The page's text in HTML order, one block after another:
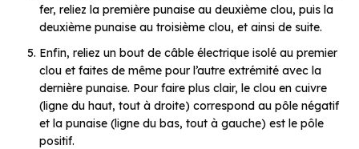
fer, reliez la première punaise au deuxième clou, puis la
deuxième punaise au troisième clou, et ainsi de suite.
Enfin, reliez un bout de câble électrique isolé au premier
clou et faites de même pour l’autre extrémité avec la
dernière punaise. Pour faire plus clair, le clou en cuivre
(ligne du haut, tout à droite) correspond au pôle négatif
et la punaise (ligne du bas, tout à gauche) est le pôle
positif.